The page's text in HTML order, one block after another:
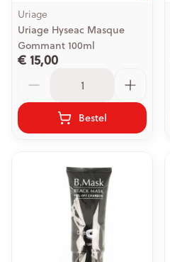
Uriage
Uriage Hyseac Masque
Gommant 100ml
€ 15,00
Bestel